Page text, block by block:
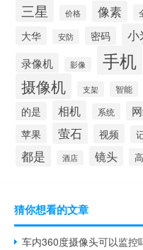
三星 价格 像素
大华 安防 密码 小
录像机 影像 手机
摄像机 支架 智能
的是 相机 系统
苹果 萤石 视频
都是
酒店 镜头
猜你想看的文章
车内360度摄像头可以监控